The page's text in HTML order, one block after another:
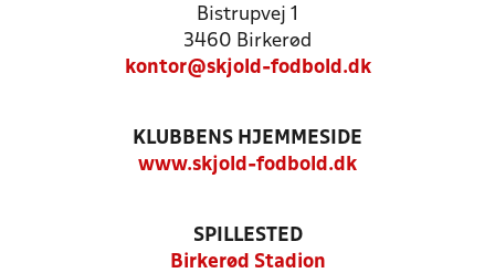
Bistrupvej 1
3460 Birkerød
kontor@skjold-fodbold.dk
KLUBBENS HJEMMESIDE
www.skjold-fodbold.dk
SPILLESTED
Birkerød Stadion